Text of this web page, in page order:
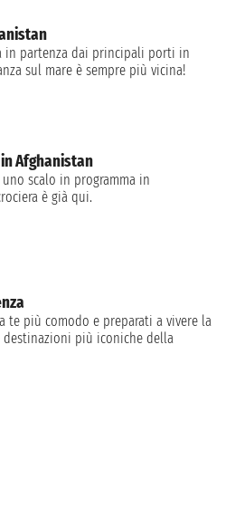
in partenza dai principali porti in
sul mare è sempre più vicina!
Afghanistan
scalo in programma in
è già qui.
te più comodo e preparati a vivere la
destinazioni più iconiche della